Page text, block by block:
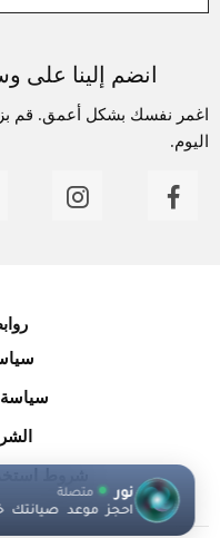
انضم إلينا على
اغمر نفسك بشكل أعمق. قم
اليوم.
سياسة
شروط